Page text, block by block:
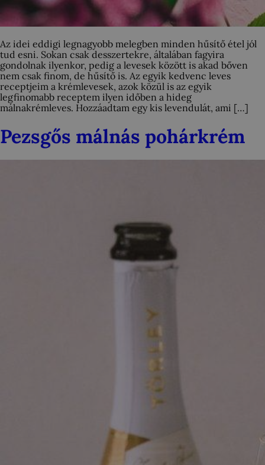
Az idei eddigi legnagyobb melegben minden hűsítő étel jól
tud esni. Sokan csak desszertekre, általában fagyira
gondolnak ilyenkor, pedig a levesek között is akad bőven
nem csak finom, de hűsítő is. Az egyik kedvenc leves
receptjeim a krémlevesek, azok közül is az egyik
legfinomabb receptem ilyen időben a hideg
málnakrémleves. Hozzáadtam egy kis levendulát, ami […]
Pezsgős málnás pohárkrém